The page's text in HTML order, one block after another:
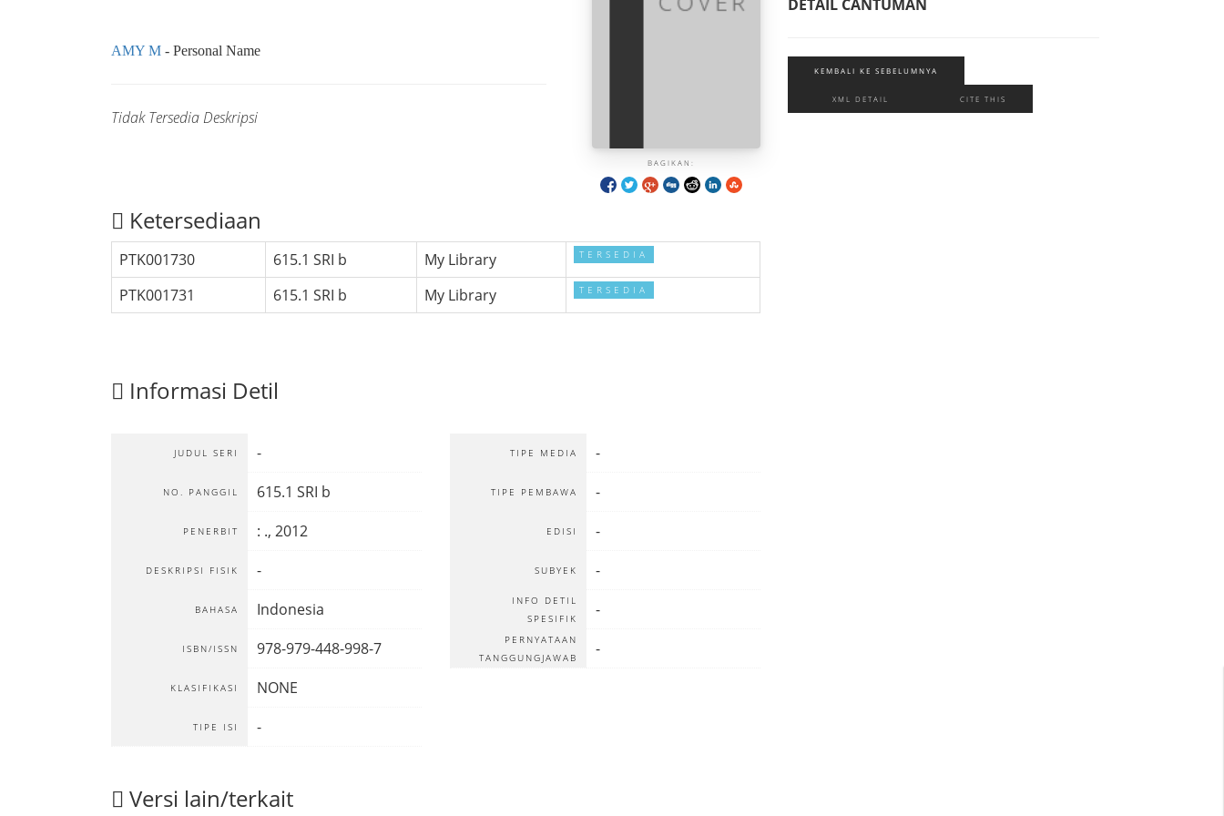
BAGIKAN:
AMY M - Personal Name
Tidak Tersedia Deskripsi
Ketersediaan
PTK001730 615.1 SRI b My Library TERSEDIA
PTK001731 615.1 SRI b My Library TERSEDIA
Informasi Detil
JUDUL SERI -
NO. PANGGIL 615.1 SRI b
PENERBIT : ., 2012
DESKRIPSI FISIK -
BAHASA Indonesia
ISBN/ISSN 978-979-448-998-7
KLASIFIKASI NONE
TIPE ISI -
TIPE MEDIA -
TIPE PEMBAWA -
EDISI -
SUBYEK -
INFO DETIL
SPESIFIK
-
PERNYATAAN
TANGGUNGJAWAB
-
Versi lain/terkait
DETAIL CANTUMAN
KEMBALI KE SEBELUMNYA
XML DETAIL CITE THIS